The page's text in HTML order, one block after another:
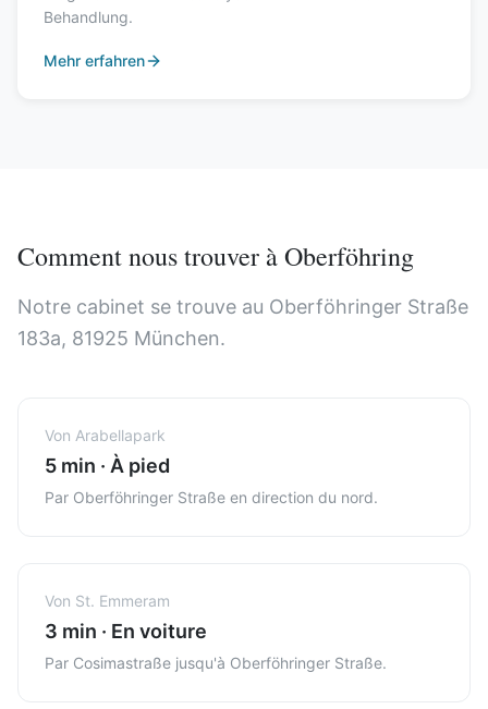
Behandlung.
Mehr erfahren
Comment nous trouver à Oberföhring
Notre cabinet se trouve au Oberföhringer Straße
183a, 81925 München.
Von Arabellapark
5 min · À pied
Par Oberföhringer Straße en direction du nord.
Von St. Emmeram
3 min · En voiture
Par Cosimastraße jusqu'à Oberföhringer Straße.